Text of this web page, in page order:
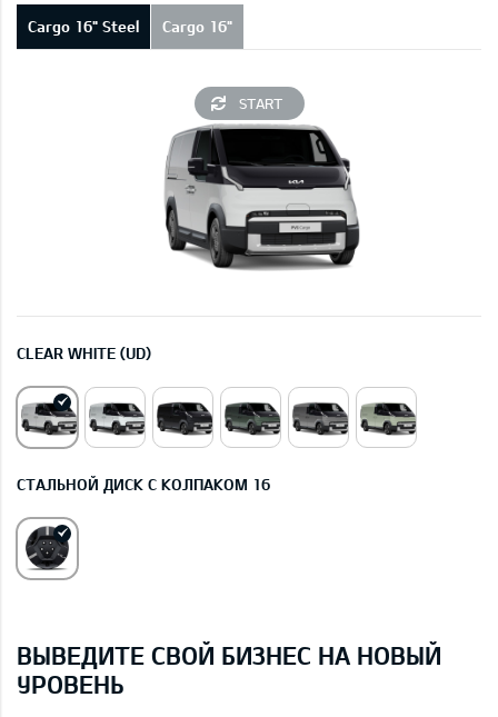
Cargo 16" Steel Cargo 16"
START
CLEAR WHITE (UD)
СТАЛЬНОЙ ДИСК С КОЛПАКОМ 16
ВЫВЕДИТЕ СВОЙ БИЗНЕС НА НОВЫЙ
УРОВЕНЬ